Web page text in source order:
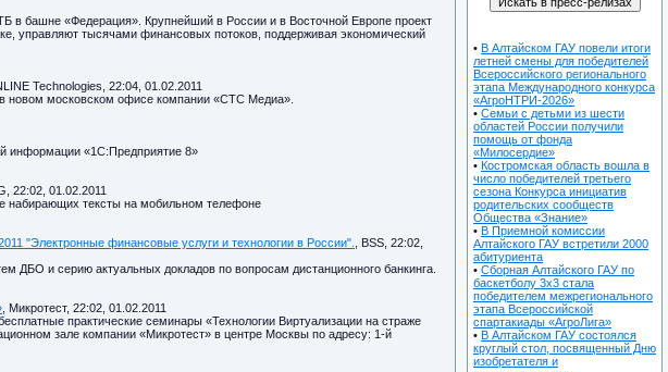
в башне «Федерация». Крупнейший в России и в Восточной Европе проект
управляют тысячами финансовых потоков, поддерживая экономический
Technologies, 22:04, 01.02.2011
новом московском офисе компании «СТС Медиа».
информации «1С:Предприятие 8»
22:02, 01.02.2011
набирающих тексты на мобильном телефоне
"Электронные финансовые услуги и технологии в России".
, BSS, 22:02,
ДБО и серию актуальных докладов по вопросам дистанционного банкинга.
, Микротест, 22:02, 01.02.2011
практические семинары «Технологии Виртуализации на страже
зале компании «Микротест» в центре Москвы по адресу: 1-й
• В Алтайском ГАУ повели итоги
летней смены для победителей
Всероссийского регионального
этапа Международного конкурса
«АгроНТРИ-2026»
• Семьи с детьми из шести
областей России получили
помощь от фонда
«Милосердие»
• Костромская область вошла в
число победителей третьего
сезона Конкурса инициатив
родительских сообществ
Общества «Знание»
• В Приемной комиссии
Алтайского ГАУ встретили 2000
абитуриента
• Сборная Алтайского ГАУ по
баскетболу 3х3 стала
победителем межрегионального
этапа Всероссийской
спартакиады «АгроЛига»
• В Алтайском ГАУ состоялся
круглый стол, посвященный Дню
изобретателя и